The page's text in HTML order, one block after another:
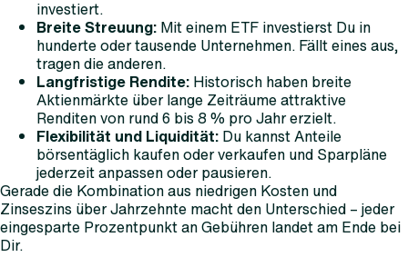
investiert.
Breite Streuung: Mit einem ETF investierst Du in
hunderte oder tausende Unternehmen. Fällt eines aus,
tragen die anderen.
Langfristige Rendite: Historisch haben breite
Aktienmärkte über lange Zeiträume attraktive
Renditen von rund 6 bis 8 % pro Jahr erzielt.
Flexibilität und Liquidität: Du kannst Anteile
börsentäglich kaufen oder verkaufen und Sparpläne
jederzeit anpassen oder pausieren.
Gerade die Kombination aus niedrigen Kosten und
Zinseszins über Jahrzehnte macht den Unterschied – jeder
eingesparte Prozentpunkt an Gebühren landet am Ende bei
Dir.